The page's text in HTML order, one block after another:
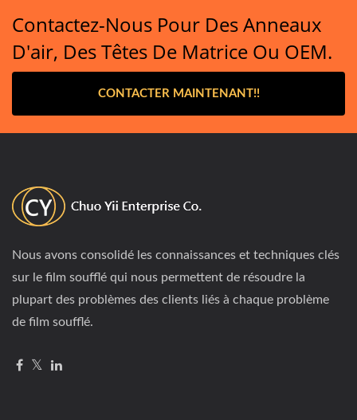
Contactez-Nous Pour Des Anneaux
D'air, Des Têtes De Matrice Ou OEM.
CONTACTER MAINTENANT!!
Nous avons consolidé les connaissances et techniques clés
sur le film soufflé qui nous permettent de résoudre la
plupart des problèmes des clients liés à chaque problème
de film soufflé.